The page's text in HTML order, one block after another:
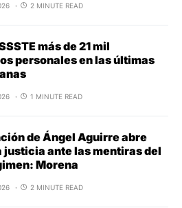
2 MINUTE READ
más de 21 mil
personales en las últimas
1 MINUTE READ
de Ángel Aguirre abre
justicia ante las mentiras del
Morena
2 MINUTE READ